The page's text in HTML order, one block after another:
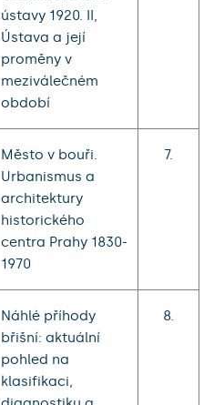
ústavy 1920. II,
Ústava a její
proměny v
meziválečném
období
Město v bouři.
Urbanismus a
architektury
historického
centra Prahy 1830-
1970
7.
Náhlé příhody
břišní: aktuální
pohled na
klasifikaci,
8.